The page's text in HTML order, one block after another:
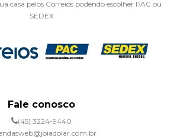
casa pelos Correios podendo escolher PAC ou
SEDEX
Fale conosco
(45) 3224-9440